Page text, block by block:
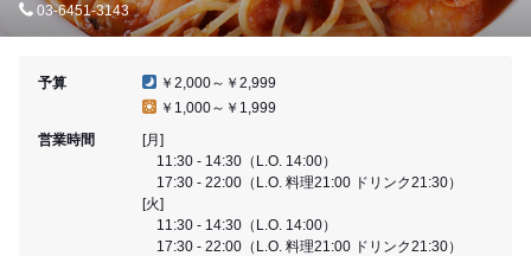
03-6451-3143
予算
￥2,000～￥2,999
￥1,000～￥1,999
営業時間
[月]
11:30 - 14:30（L.O. 14:00）
17:30 - 22:00（L.O. 料理21:00 ドリンク21:30）
[火]
11:30 - 14:30（L.O. 14:00）
17:30 - 22:00（L.O. 料理21:00 ドリンク21:30）